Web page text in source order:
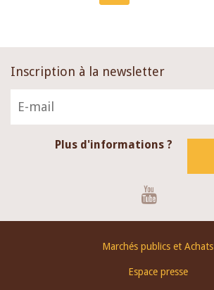
page
Inscription à la newsletter
Plus d'informations ?
Marchés publics et Achats
Espace presse